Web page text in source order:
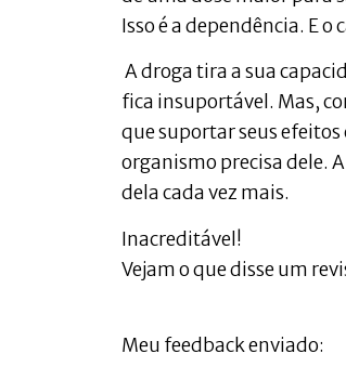
Isso é a dependência. E
A droga tira a sua
fica insuportável. Mas,
que suportar seus
organismo precisa dele.
dela cada vez mais.
Inacreditável!
Vejam o que disse um
Meu feedback enviado: